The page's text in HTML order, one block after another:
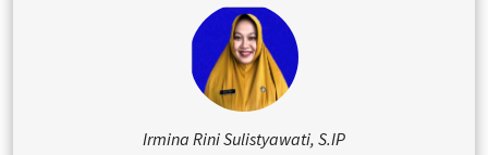
Irmina Rini Sulistyawati, S.IP